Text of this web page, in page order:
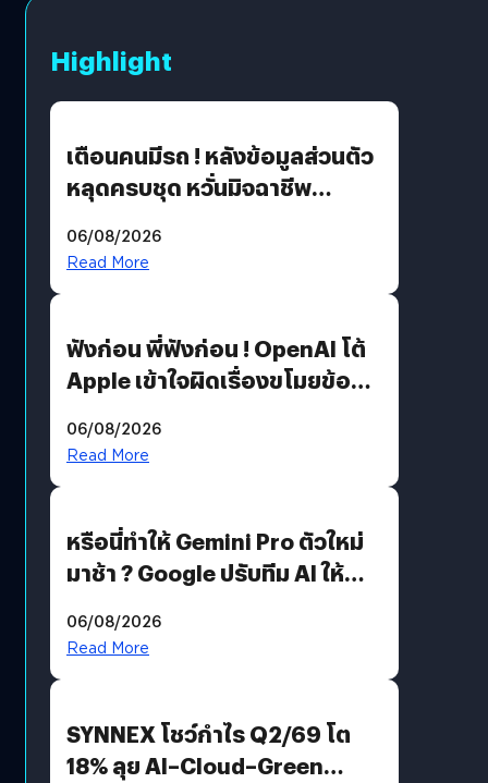
Highlight
เตือนคนมีรถ ! หลังข้อมูลส่วนตัว
หลุดครบชุด หวั่นมิจฉาชีพ
รหัสผ่านหลุด ไม่ใช่แฮกเกอร์
06/08/2026
Read More
ฟังก่อน พี่ฟังก่อน ! OpenAI โต้
Apple เข้าใจผิดเรื่องขโมยข้อมูล
06/08/2026
Read More
หรือนี่ทำให้ Gemini Pro ตัวใหม่
มาช้า ? Google ปรับทีม AI ให้
AGI
06/08/2026
Read More
SYNNEX โชว์กำไร Q2/69 โต
18% ลุย AI–Cloud–Green